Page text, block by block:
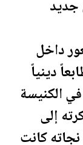
جديد
داخل
دينياً
الكنيسة
إلى
نجاته كانت